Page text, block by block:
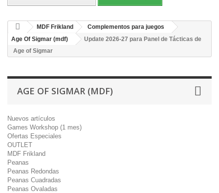
MDF Frikland
Complementos para juegos
Age Of Sigmar (mdf)
Update 2026-27 para Panel de Tácticas de
Age of Sigmar
AGE OF SIGMAR (MDF)
Nuevos artículos
Games Workshop (1 mes)
Ofertas Especiales
OUTLET
MDF Frikland
Peanas
Peanas Redondas
Peanas Cuadradas
Peanas Ovaladas